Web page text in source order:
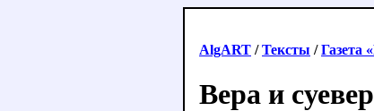
AlgART /Тексты /Газета
Вера и